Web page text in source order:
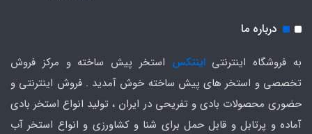
درباره ما
به فروشگاه اینترنتیاینتکس استخر پیش ساخته و مرکز فروش
تخصصی و استخر های پیش ساخته خوش آمدید . فروش اینترنتی و
حضوری محصولات بادی و تفریحی در ایران ، تولید انواع استخر بادی
آماده و پرتابل و قابل حمل برای شنا و کشاورزی و انواع استخر آب